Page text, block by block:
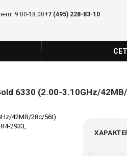
пт: 9:00-18:00+7 (495) 228-83-10
6330 (2.00-3.10GHz/